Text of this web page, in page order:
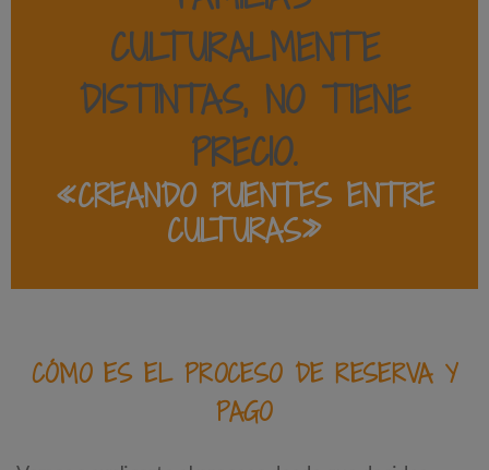
CULTURALMENTE
DISTINTAS, NO TIENE
PRECIO.
«CREANDO PUENTES ENTRE
CULTURAS»
CÓMO ES EL PROCESO DE RESERVA Y
PAGO